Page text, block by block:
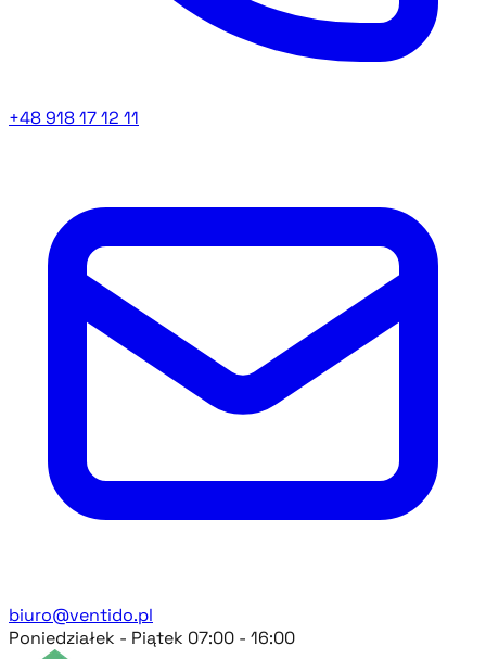
+48 918 17 12 11
biuro@ventido.pl
Poniedziałek - Piątek 07:00 - 16:00